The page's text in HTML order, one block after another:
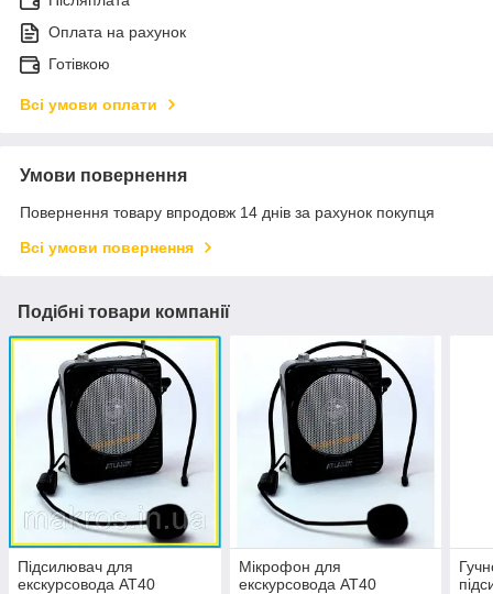
Оплата на рахунок
Готівкою
Всі умови оплати
Умови повернення
Повернення товару впродовж 14 днів за рахунок покупця
Всі умови повернення
Подібні товари компанії
Підсилювач для
екскурсовода АТ40
Мікрофон для
екскурсовода АТ40